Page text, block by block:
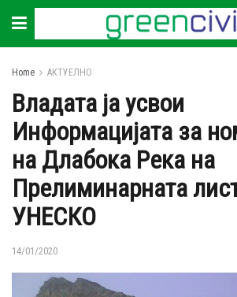
Home АКТУЕЛНО
Владата ја усвои
Информацијата за
на Длабока Река на
Прелиминарната
УНЕСКО
14/01/2020